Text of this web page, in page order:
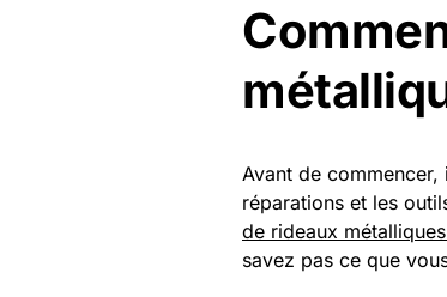
Avant de commencer,
réparations et les
de rideaux
savez pas ce que